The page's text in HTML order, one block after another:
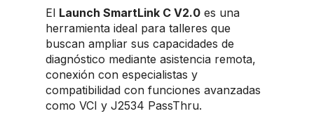
El Launch SmartLink C V2.0 es una
herramienta ideal para talleres que
buscan ampliar sus capacidades de
diagnóstico mediante asistencia remota,
conexión con especialistas y
compatibilidad con funciones avanzadas
como VCI y J2534 PassThru.